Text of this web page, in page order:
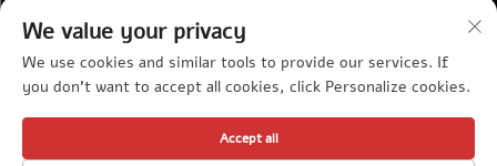
[email protected]
Drepturi de autor © S.C. Wenzhou Jinda Exhibition Supplies Co., Ltd.
Toate drepturile rezervate Politica de confidențialitate
We value your privacy
We use cookies and similar tools to provide our services. If
you don't want to accept all cookies, click Personalize cookies.
Accept all